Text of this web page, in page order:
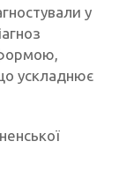
у
ускладнює